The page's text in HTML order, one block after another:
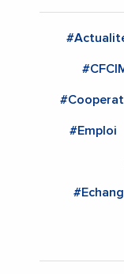
#Emploi